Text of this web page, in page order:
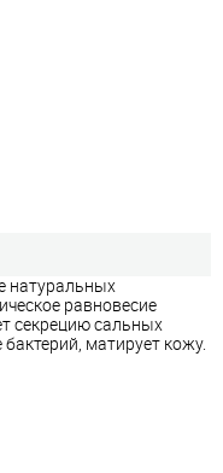
натуральных
равновесие
секрецию сальных
матирует кожу.